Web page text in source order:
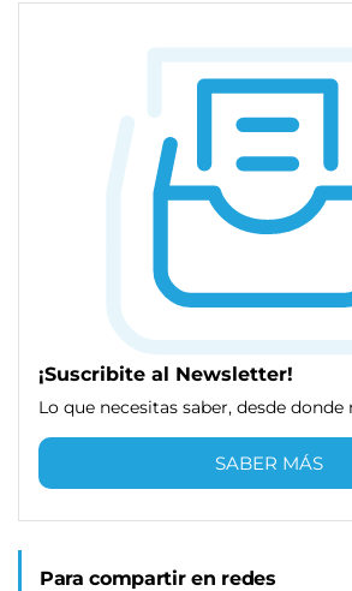
¡Suscribite al Newsletter!
Lo que necesitas saber, desde donde
SABER MÁS
Para compartir en redes